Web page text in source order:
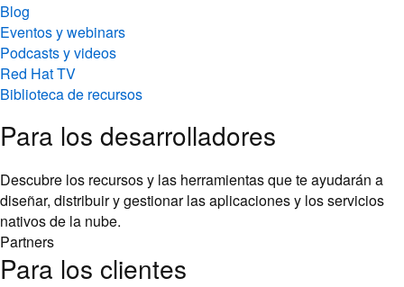
Blog
Eventos y webinars
Podcasts y videos
Red Hat TV
Biblioteca de recursos
Para los desarrolladores
Descubre los recursos y las herramientas que te ayudarán a
diseñar, distribuir y gestionar las aplicaciones y los servicios
nativos de la nube.
Partners
Para los clientes